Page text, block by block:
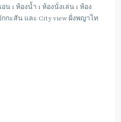
น 1 ห้องน้ำ 1 ห้องนั่งเล่น 1 ห้อง
กะสัน และ City view ฝั่งพญาไท